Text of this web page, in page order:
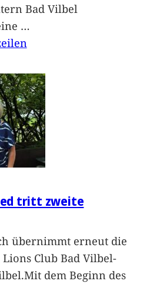
Bad Vilbel
…
tritt zweite
übernimmt erneut die
Club Bad Vilbel-
dem Beginn des